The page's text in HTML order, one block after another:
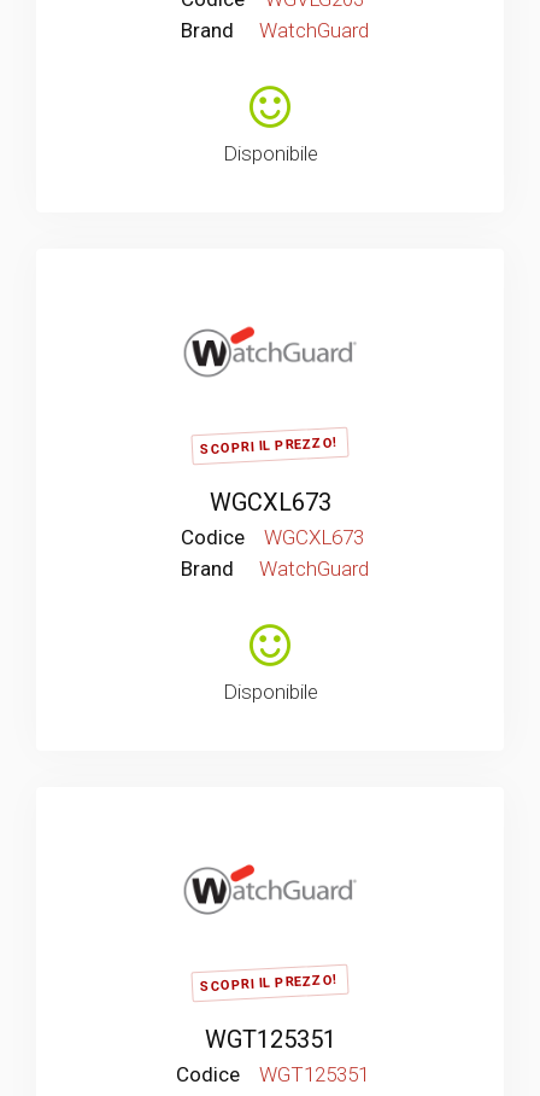
Brand
WatchGuard
Disponibile
SCOPRI IL PREZZO!
WGCXL673
Codice
WGCXL673
Brand
WatchGuard
Disponibile
SCOPRI IL PREZZO!
WGT125351
Codice
WGT125351